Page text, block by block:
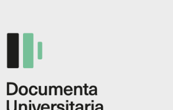
pàgina
producte